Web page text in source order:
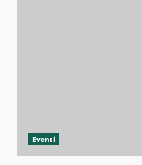
Eventi